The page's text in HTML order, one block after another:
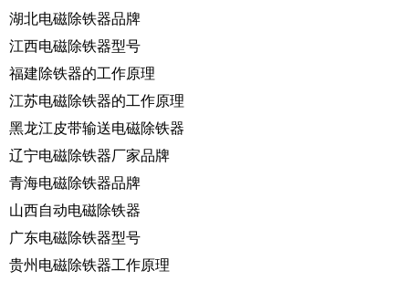
湖北电磁除铁器品牌
江西电磁除铁器型号
福建除铁器的工作原理
江苏电磁除铁器的工作原理
黑龙江皮带输送电磁除铁器
辽宁电磁除铁器厂家品牌
青海电磁除铁器品牌
山西自动电磁除铁器
广东电磁除铁器型号
贵州电磁除铁器工作原理